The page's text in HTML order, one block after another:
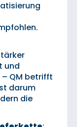
und
QM betrifft
darum
die